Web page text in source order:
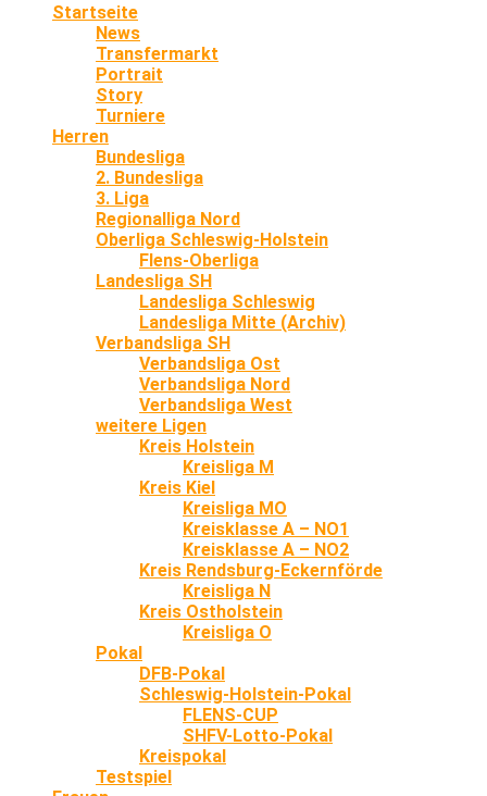
Startseite
News
Transfermarkt
Portrait
Story
Turniere
Herren
Bundesliga
2. Bundesliga
3. Liga
Regionalliga Nord
Oberliga Schleswig-Holstein
Flens-Oberliga
Landesliga SH
Landesliga Schleswig
Landesliga Mitte (Archiv)
Verbandsliga SH
Verbandsliga Ost
Verbandsliga Nord
Verbandsliga West
weitere Ligen
Kreis Holstein
Kreisliga M
Kreis Kiel
Kreisliga MO
Kreisklasse A – NO1
Kreisklasse A – NO2
Kreis Rendsburg-Eckernförde
Kreisliga N
Kreis Ostholstein
Kreisliga O
Pokal
DFB-Pokal
Schleswig-Holstein-Pokal
FLENS-CUP
SHFV-Lotto-Pokal
Kreispokal
Testspiel